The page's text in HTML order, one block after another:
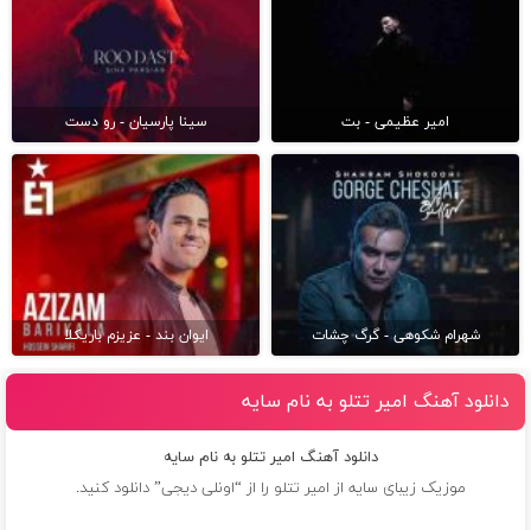
امیر عظیمی - بت سینا پارسیان - رو دست
شهرام شکوهی - گرگ چشات ایوان بند - عزیزم باریکلا
دانلود آهنگ امیر تتلو به نام سایه
دانلود آهنگ امیر تتلو به نام سایه
موزیک زیبای سایه از امیر تتلو را از “اونلی دیجی” دانلود کنید.